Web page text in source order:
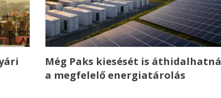
Még Paks kiesését is áthidalhatná
a megfelelő energiatárolás